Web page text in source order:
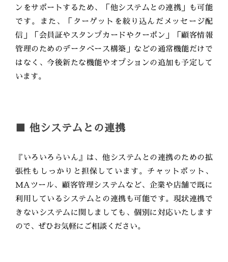
ンをサポートするため、「他システムとの連携」も可能
です。また、「ターゲットを絞り込んだメッセージ配
信」「会員証やスタンプカードやクーポン」「顧客情報
管理のためのデータベース構築」などの通常機能だけで
はなく、今後新たな機能やオプションの追加も予定して
います。
■ 他システムとの連携
『いろいろらいん』は、他システムとの連携のための拡
張性もしっかりと担保しています。チャットボット、
MAツール、顧客管理システムなど、企業や店舗で既に
利用しているシステムとの連携も可能です。現状連携で
きないシステムに関しましても、個別に対応いたします
ので、ぜひお気軽にご相談ください。